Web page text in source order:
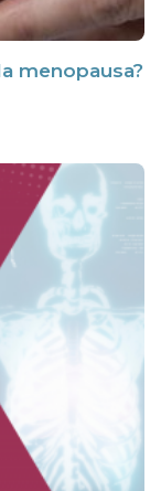
menopausa?